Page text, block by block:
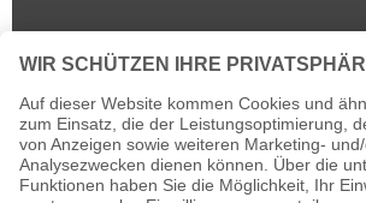
Rechtliches
Informationen
Newsletter